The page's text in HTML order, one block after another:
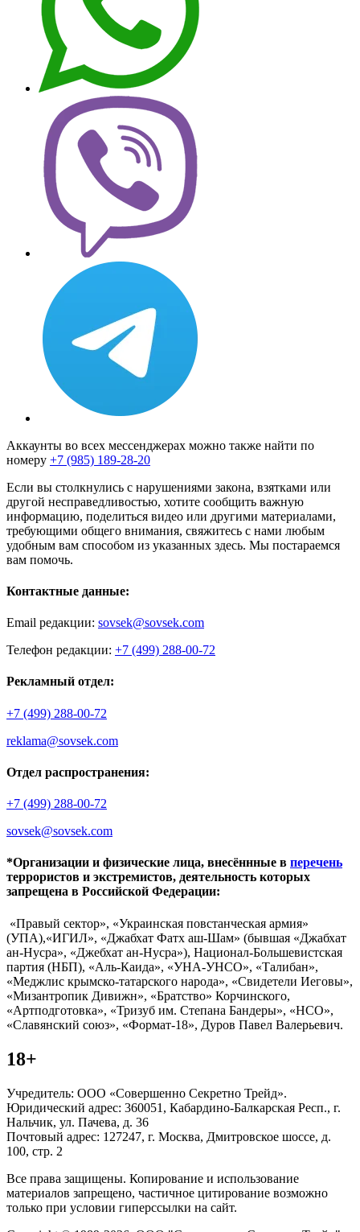
Аккаунты во всех мессенджерах можно также найти по
номеру +7 (985) 189-28-20
Если вы столкнулись с нарушениями закона, взятками или
другой несправедливостью, хотите сообщить важную
информацию, поделиться видео или другими материалами,
требующими общего внимания, свяжитесь с нами любым
удобным вам способом из указанных здесь. Мы постараемся
вам помочь.
Контактные данные:
Email редакции: sovsek@sovsek.com
Телефон редакции: +7 (499) 288-00-72
Рекламный отдел:
+7 (499) 288-00-72
reklama@sovsek.com
Отдел распространения:
+7 (499) 288-00-72
sovsek@sovsek.com
*Организации и физические лица, внесённные в перечень
террористов и экстремистов, деятельность которых
запрещена в Российской Федерации:
«Правый сектор», «Украинская повстанческая армия»
(УПА),«ИГИЛ», «Джабхат Фатх аш-Шам» (бывшая «Джабхат
ан-Нусра», «Джебхат ан-Нусра»), Национал-Большевистская
партия (НБП), «Аль-Каида», «УНА-УНСО», «Талибан»,
«Меджлис крымско-татарского народа», «Свидетели Иеговы»,
«Мизантропик Дивижн», «Братство» Корчинского,
«Артподготовка», «Тризуб им. Степана Бандеры», «НСО»,
«Славянский союз», «Формат-18», Дуров Павел Валерьевич.
18+
Учредитель: ООО «Совершенно Секретно Трейд».
Юридический адрес: 360051, Кабардино-Балкарская Респ., г.
Нальчик, ул. Пачева, д. 36
Почтовый адрес: 127247, г. Москва, Дмитровское шоссе, д.
100, стр. 2
Все права защищены. Копирование и использование
материалов запрещено, частичное цитирование возможно
только при условии гиперссылки на сайт.